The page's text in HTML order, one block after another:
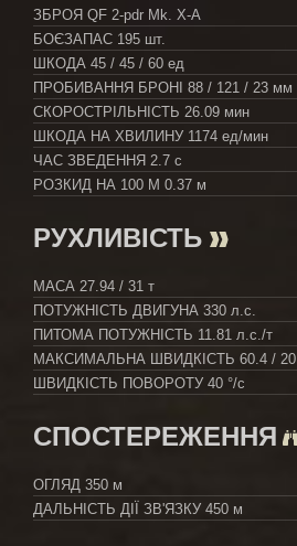
ЗБРОЯ QF 2-pdr Mk. X-A
БОЄЗАПАС 195 шт.
ШКОДА 45 / 45 / 60 ед
ПРОБИВАННЯ БРОНІ 88 / 121 / 23 мм
СКОРОСТРІЛЬНІСТЬ 26.09 мин
ШКОДА НА ХВИЛИНУ 1174 ед/мин
ЧАС ЗВЕДЕННЯ 2.7 с
РОЗКИД НА 100 М 0.37 м
РУХЛИВІСТЬ
МАСА 27.94 / 31 т
ПОТУЖНІСТЬ ДВИГУНА 330 л.с.
ПИТОМА ПОТУЖНІСТЬ 11.81 л.с./т
МАКСИМАЛЬНА ШВИДКІСТЬ 60.4 /
ШВИДКІСТЬ ПОВОРОТУ 40 °/с
СПОСТЕРЕЖЕННЯ
ОГЛЯД 350 м
ДАЛЬНІСТЬ ДІЇ ЗВ'ЯЗКУ 450 м